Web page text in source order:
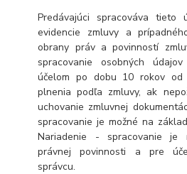
Predávajúci spracováva tieto
evidencie zmluvy a
obrany práv a povinností
spracovanie osobných
účelom po dobu 10 rokov od
plnenia podľa zmluvy, ak
uchovanie zmluvnej
spracovanie je možné na
Nariadenie - spracovanie je
právnej povinnosti a pre
správcu.